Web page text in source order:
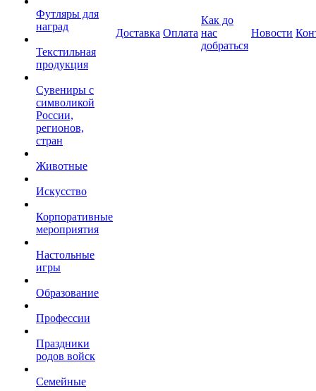
Футляры для
наград
Текстильная
продукция
Сувениры с
символикой
России,
регионов,
стран
Животные
Искусство
Корпоративные
мероприятия
Настольные
игры
Образование
Профессии
Праздники
родов войск
Семейные
Доставка Оплата
Как до
нас
добраться
Новости